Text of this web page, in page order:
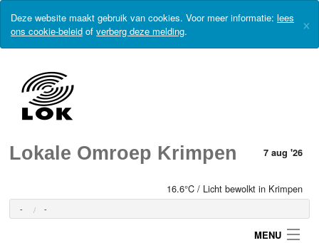
Deze website maakt gebruik van cookies. Voor meer informatie: lees
ons cookie-beleid of verberg deze melding. ×
Lokale Omroep Krimpen 7 aug '26
16.6°C / Licht bewolkt in Krimpen
- -
MENU